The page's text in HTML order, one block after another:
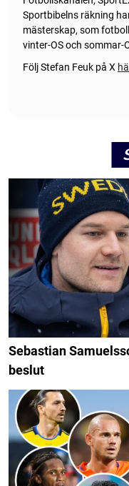
Sportbibelns räkning
mästerskap, som
vinter-OS och sommar-
Följ Stefan Feuk på X
Sebastian
beslut